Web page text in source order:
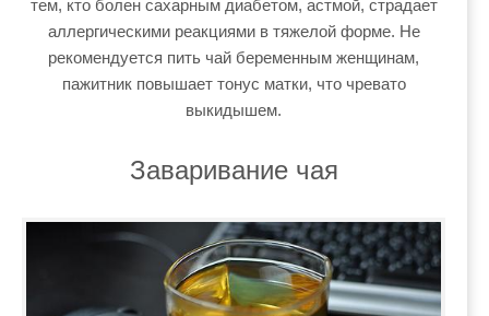
тем, кто болен сахарным диабетом, астмой, страдает
аллергическими реакциями в тяжелой форме. Не
рекомендуется пить чай беременным женщинам,
пажитник повышает тонус матки, что чревато
выкидышем.
Заваривание чая